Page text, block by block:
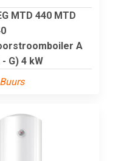
MTD 440 MTD
A
- G) 4 kW
Buurs